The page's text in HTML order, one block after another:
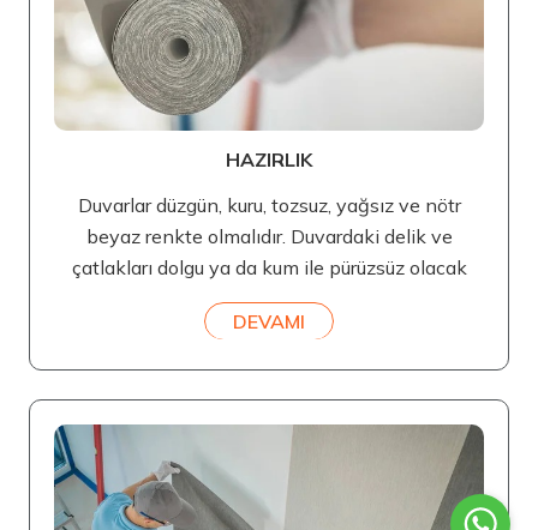
HAZIRLIK
Duvarlar düzgün, kuru, tozsuz, yağsız ve nötr
beyaz renkte olmalıdır. Duvardaki delik ve
çatlakları dolgu ya da kum ile pürüzsüz olacak
DEVAMI